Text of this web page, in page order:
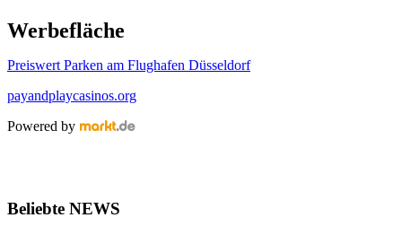
Werbefläche
Preiswert Parken am Flughafen Düsseldorf
payandplaycasinos.org
Powered by
Beliebte NEWS